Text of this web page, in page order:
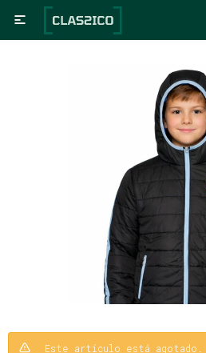

Este artículo está agotado.